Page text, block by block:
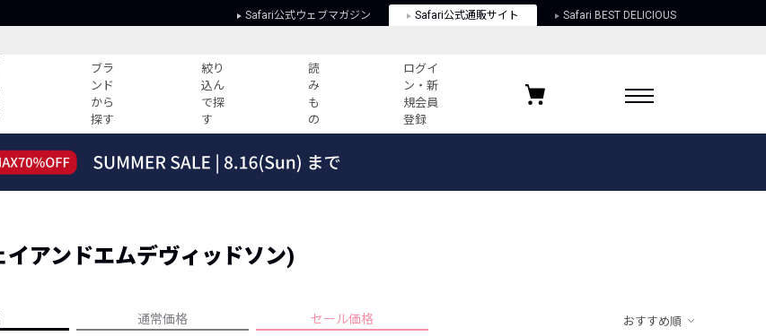
Safari公式ウェブマガジン Safari公式通販サイト Safari BEST DELICIOUS
ブラ
ンド
から
探す
絞り
込ん
で探
す
読
み
も
の
ログイ
ン・新
規会員
登録
すべての記事
ーデ紹介
HOTなコーデ TOP20
人気記事ランキング
よくある質問
プライバシーポリシー
お気に入りブランド
イアンドエムデヴィッドソン)
通常価格 セール価格 おすすめ順